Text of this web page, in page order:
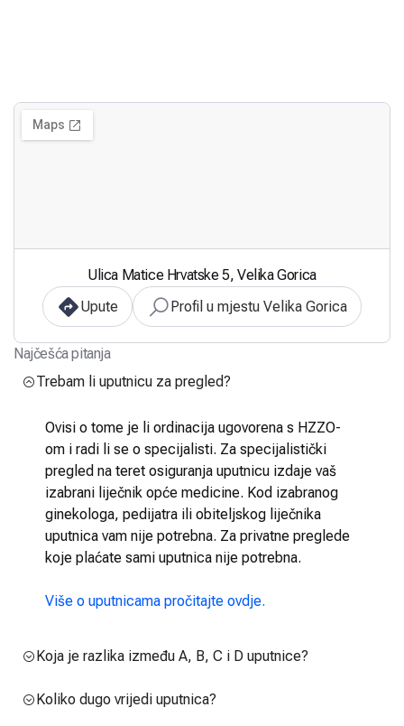
Ulica Matice Hrvatske 5, Velika Gorica
Upute
Profil u mjestu Velika Gorica
Najčešća pitanja
Trebam li uputnicu za pregled?
Ovisi o tome je li ordinacija ugovorena s HZZO-
om i radi li se o specijalisti. Za specijalistički
pregled na teret osiguranja uputnicu izdaje vaš
izabrani liječnik opće medicine. Kod izabranog
ginekologa, pedijatra ili obiteljskog liječnika
uputnica vam nije potrebna. Za privatne preglede
koje plaćate sami uputnica nije potrebna.
Više o uputnicama pročitajte ovdje.
Koja je razlika između A, B, C i D uputnice?
Koliko dugo vrijedi uputnica?